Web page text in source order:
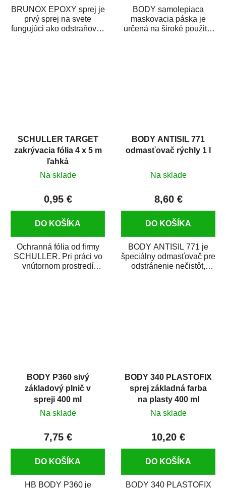
BRUNOX EPOXY sprej je
prvý sprej na svete
fungujúci ako odstraňovač
BODY samolepiaca
maskovacia páska je
určená na široké použitie
SCHULLER TARGET
zakrývacia fólia 4 x 5 m
ľahká
Na sklade
0,95 €
DO KOŠÍKA
Ochranná fólia od firmy
SCHULLER. Pri práci vo
vnútornom prostredí
BODY ANTISIL 771
odmasťovač rýchly 1 l
Na sklade
8,60 €
DO KOŠÍKA
BODY ANTISIL 771 je
špeciálny odmasťovač pre
odstránenie nečistôt,
BODY P360 sivý
základový plnič v
spreji 400 ml
Na sklade
7,75 €
DO KOŠÍKA
HB BODY P360 je
BODY 340 PLASTOFIX
sprej základná farba
na plasty 400 ml
Na sklade
10,20 €
DO KOŠÍKA
BODY 340 PLASTOFIX